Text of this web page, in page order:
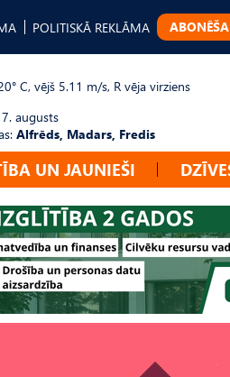
POLITISKĀ REKLĀMA
C, vējš 5.11 m/s, R vēja virziens
augusts
Alfrēds, Madars, Fredis
UN JAUNIEŠI